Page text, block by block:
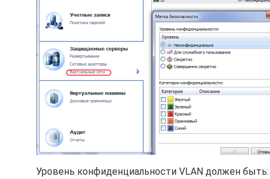
Уровень конфиденциальности VLAN должен быть: